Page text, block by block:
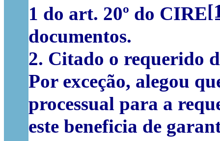
1 do art. 20º do CIRE
documentos.
2. Citado o requerido
Por exceção, alegou
processual para a
este beneficia de